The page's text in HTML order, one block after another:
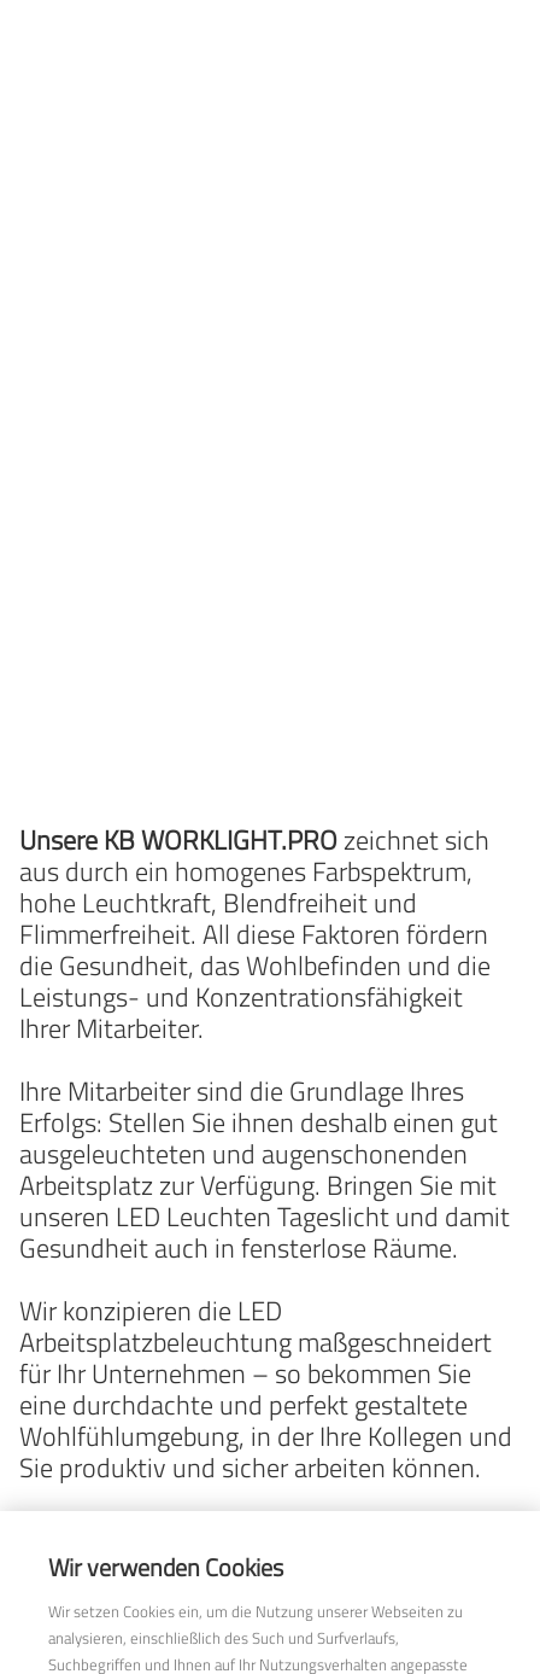
Unsere KB WORKLIGHT.PROzeichnet sich
aus durch ein homogenes Farbspektrum,
hohe Leuchtkraft, Blendfreiheit und
Flimmerfreiheit. All diese Faktoren fördern
die Gesundheit, das Wohlbefinden und die
Leistungs- und Konzentrationsfähigkeit
Ihrer Mitarbeiter.
Ihre Mitarbeiter sind die Grundlage Ihres
Erfolgs: Stellen Sie ihnen deshalb einen gut
ausgeleuchteten und augenschonenden
Arbeitsplatz zur Verfügung. Bringen Sie mit
unseren LED Leuchten Tageslicht und damit
Gesundheit auch in fensterlose Räume.
Wir konzipieren die LED
Arbeitsplatzbeleuchtung maßgeschneidert
für Ihr Unternehmen – so bekommen Sie
eine durchdachte und perfekt gestaltete
Wohlfühlumgebung, in der Ihre Kollegen und
Sie produktiv und sicher arbeiten können.
K + B lighting systems GmbH
D-76887 Bad Bergzabern
T +49 6343 708 8 708
Wir verwenden Cookies
Wir setzen Cookies ein, um die Nutzung unserer Webseiten zu
analysieren, einschließlich des Such und Surfverlaufs,
Suchbegriffen und Ihnen auf Ihr Nutzungsverhalten angepasste